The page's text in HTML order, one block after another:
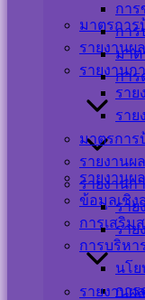
มาตรกา
รายงานผ
รายงานก
ราย
ราย
รายงานผ
ข้อมูลเชิง
การเสริม
การบริห
นโ
การ
การ
การ
มาต
การ
มาตรกา
รายงานผ
รายงานก
ราย
ราย
รายงานผ
ติดต่อ-สอบถาม
เปลี่ยนภาษา
Powered by